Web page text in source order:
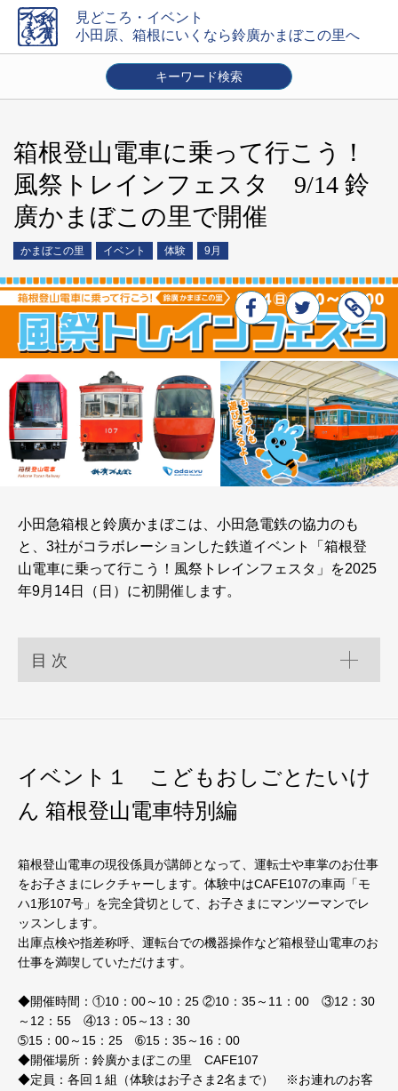
見どころ・イベント
小田原、箱根にいくなら鈴廣かまぼこの里へ
キーワード検索
エリアを選ぶ
時期
通年 1月 2月 3月 4月 5月 6月 7月
8月
9月
10月 11月 12月
内容
キャンペーン
店舗トピック 交通案内 クーポン
絞り込み
箱根登山電車に乗って行こう！
風祭トレインフェスタ 9/14 鈴
廣かまぼこの里で開催
かまぼこの里 イベント 体験 9月
小田急箱根と鈴廣かまぼこは、小田急電鉄の協力のも
と、3社がコラボレーションした鉄道イベント「箱根登
山電車に乗って行こう！風祭トレインフェスタ」を2025
年9月14日（日）に初開催します。
目 次
イベント１ こどもおしごとたいけ
ん 箱根登山電車特別編
箱根登山電車の現役係員が講師となって、運転士や車掌のお仕事
をお子さまにレクチャーします。体験中はCAFE107の車両「モ
ハ1形107号」を完全貸切として、お子さまにマンツーマンでレ
ッスンします。
出庫点検や指差称呼、運転台での機器操作など箱根登山電車のお
仕事を満喫していただけます。
◆開催時間：①10：00～10：25 ②10：35～11：00 ③12：30
～12：55 ④13：05～13：30
➄15：00～15：25 ➅15：35～16：00
◆開催場所：鈴廣かまぼこの里 CAFE107
◆定員：各回１組（体験はお子さま2名まで） ※お連れのお客